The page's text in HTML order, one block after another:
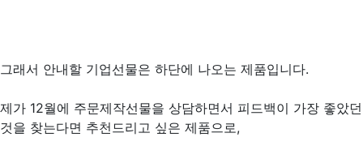
그래서 안내할 기업선물은 하단에 나오는 제품입니다.
제가 12월에 주문제작선물을 상담하면서 피드백이 가장 좋았던
것을 찾는다면 추천드리고 싶은 제품으로,